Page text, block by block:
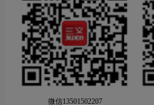
微信13501502207